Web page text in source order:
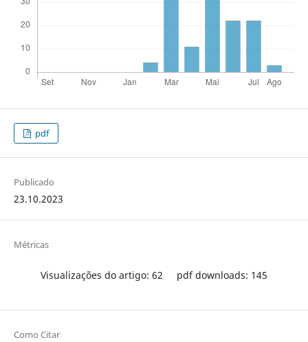
pdf
Publicado
23.10.2023
Métricas
Visualizações do artigo: 62 pdf downloads: 145
Como Citar